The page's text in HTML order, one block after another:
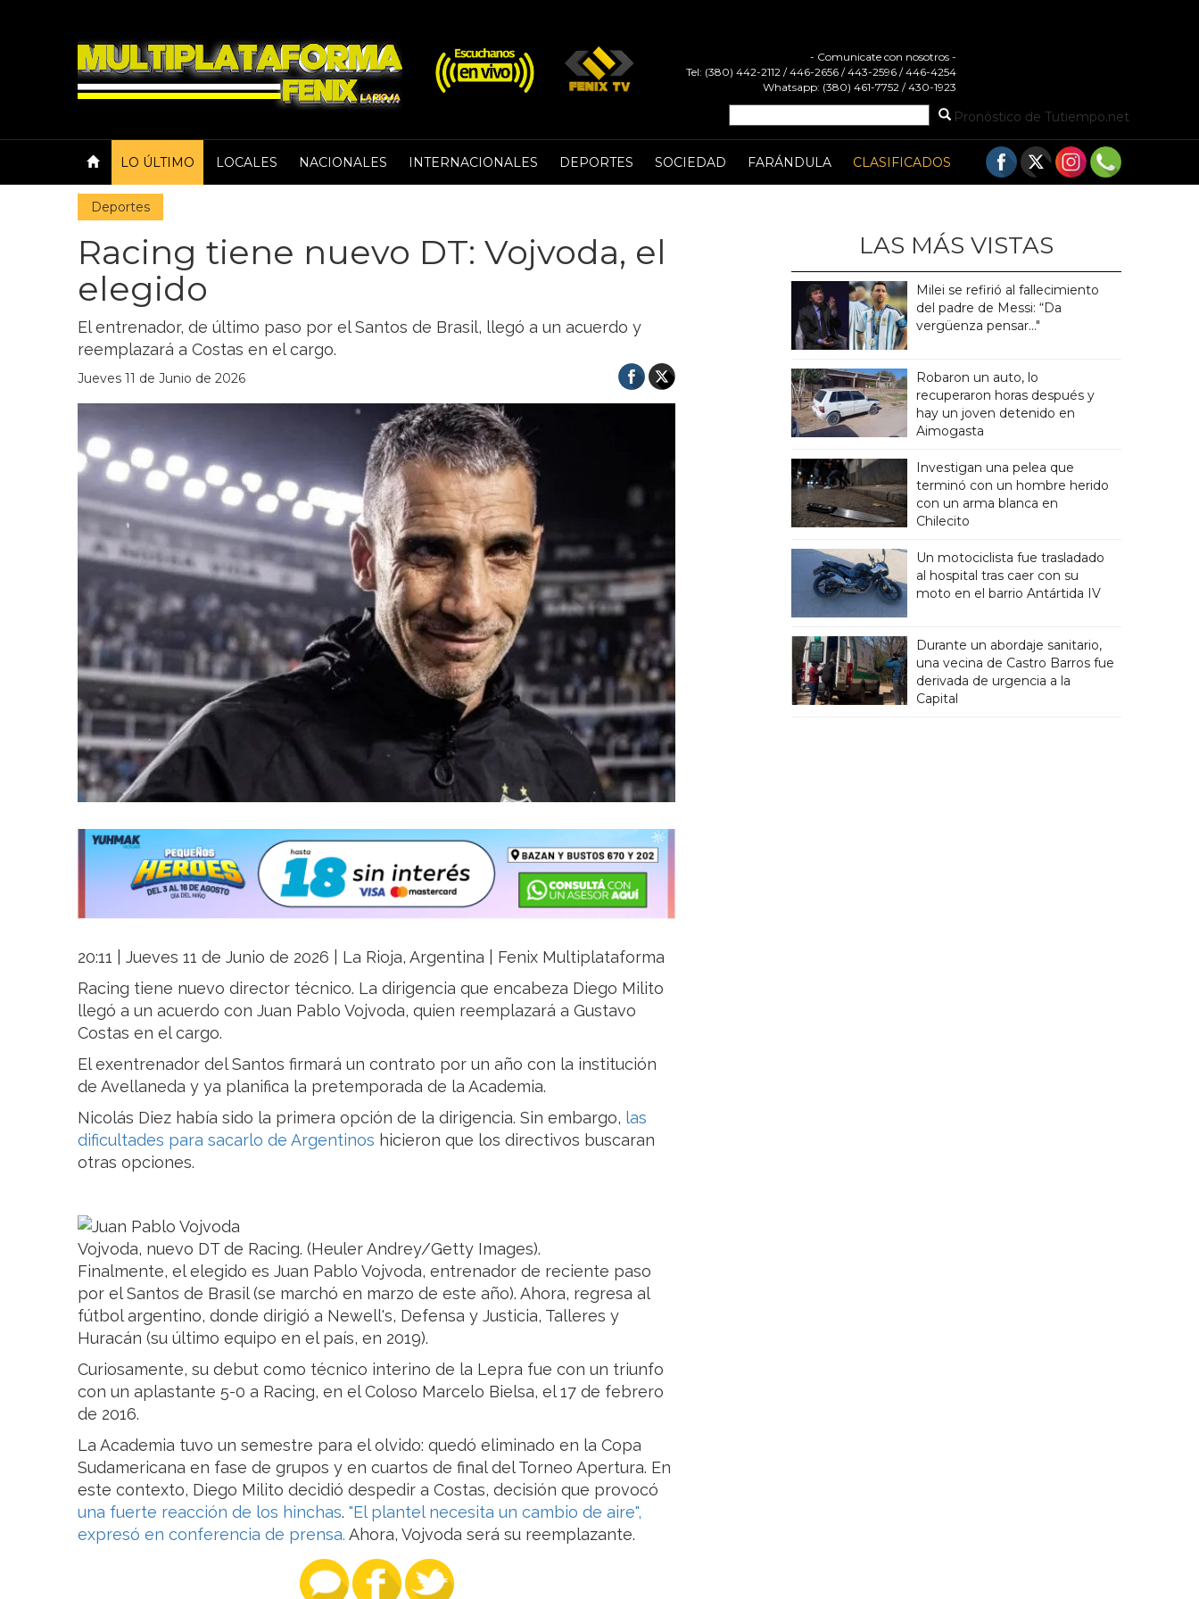
- Comunicate con nosotros -
Tel: (380) 442-2112 / 446-2656 / 443-2596 / 446-4254
Whatsapp: (380) 461-7752 / 430-1923
Pronóstico de Tutiempo.net
LO ÚLTIMO LOCALES NACIONALES INTERNACIONALES DEPORTES SOCIEDAD FARÁNDULA CLASIFICADOS
Deportes
Racing tiene nuevo DT: Vojvoda, el
elegido
El entrenador, de último paso por el Santos de Brasil, llegó a un acuerdo y
reemplazará a Costas en el cargo.
Jueves 11 de Junio de 2026
20:11 | Jueves 11 de Junio de 2026 | La Rioja, Argentina | Fenix Multiplataforma
Racing tiene nuevo director técnico. La dirigencia que encabeza Diego Milito
llegó a un acuerdo con Juan Pablo Vojvoda, quien reemplazará a Gustavo
Costas en el cargo.
El exentrenador del Santos firmará un contrato por un año con la institución
de Avellaneda y ya planifica la pretemporada de la Academia.
Nicolás Diez había sido la primera opción de la dirigencia. Sin embargo, las
dificultades para sacarlo de Argentinos hicieron que los directivos buscaran
otras opciones.
Vojvoda, nuevo DT de Racing. (Heuler Andrey/Getty Images).
Finalmente, el elegido es Juan Pablo Vojvoda, entrenador de reciente paso
por el Santos de Brasil (se marchó en marzo de este año). Ahora, regresa al
fútbol argentino, donde dirigió a Newell's, Defensa y Justicia, Talleres y
Huracán (su último equipo en el país, en 2019).
Curiosamente, su debut como técnico interino de la Lepra fue con un triunfo
con un aplastante 5-0 a Racing, en el Coloso Marcelo Bielsa, el 17 de febrero
de 2016.
La Academia tuvo un semestre para el olvido: quedó eliminado en la Copa
Sudamericana en fase de grupos y en cuartos de final del Torneo Apertura. En
este contexto, Diego Milito decidió despedir a Costas, decisión que provocó
una fuerte reacción de los hinchas. "El plantel necesita un cambio de aire",
expresó en conferencia de prensa. Ahora, Vojvoda será su reemplazante.
LAS MÁS VISTAS
Milei se refirió al fallecimiento
del padre de Messi: “Da
vergüenza pensar..."
Robaron un auto, lo
recuperaron horas después y
hay un joven detenido en
Aimogasta
Investigan una pelea que
terminó con un hombre herido
con un arma blanca en
Chilecito
Un motociclista fue trasladado
al hospital tras caer con su
moto en el barrio Antártida IV
Durante un abordaje sanitario,
una vecina de Castro Barros fue
derivada de urgencia a la
Capital